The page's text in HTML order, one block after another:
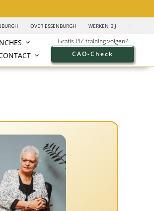
OVER ESSENBURGH WERKEN BIJ |
Gratis PIZ training volgen?
CAO-Check